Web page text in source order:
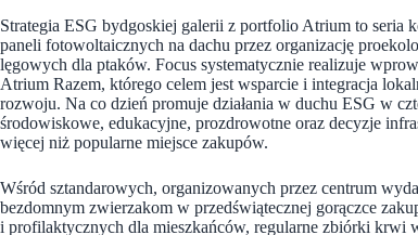
Strategia ESG bydgoskiej galerii z portfolio Atrium to seria
paneli fotowoltaicznych na dachu przez organizację
lęgowych dla ptaków. Focus systematycznie realizuje
Atrium Razem, którego celem jest wsparcie i integracja
rozwoju. Na co dzień promuje działania w duchu ESG w
środowiskowe, edukacyjne, prozdrowotne oraz decyzje
więcej niż popularne miejsce zakupów.
Wśród sztandarowych, organizowanych przez centrum
bezdomnym zwierzakom w przedświątecznej gorączce
i profilaktycznych dla mieszkańców, regularne zbiórki krwi